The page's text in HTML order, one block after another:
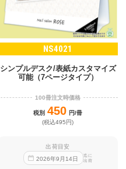
NS4021
シンプルデスク/表紙カスタマイズ
可能（7ページタイプ）
100冊注文時価格
税別 450 円/冊
(税込495円)
出荷目安
2026年9 月14日
迄に
出荷